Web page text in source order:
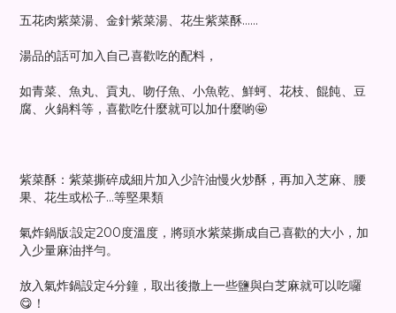
五花肉紫菜湯、金針紫菜湯、花生紫菜酥......
湯品的話可加入自己喜歡吃的配料，
如青菜、魚丸、貢丸、吻仔魚、小魚乾、鮮蚵、花枝、餛飩、豆
腐、火鍋料等，喜歡吃什麼就可以加什麼喲🤩
紫菜酥：紫菜撕碎成細片加入少許油慢火炒酥，再加入芝麻、腰
果、花生或松子...等堅果類
氣炸鍋版:設定200度溫度，將頭水紫菜撕成自己喜歡的大小，加
入少量麻油拌勻。
放入氣炸鍋設定4分鐘，取出後撒上一些鹽與白芝麻就可以吃囉
😋！